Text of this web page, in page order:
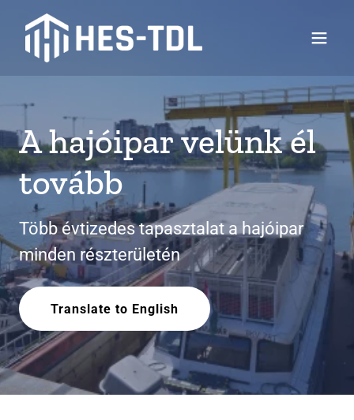
A hajóipar velünk él
tovább
Több évtizedes tapasztalat a hajóipar
minden részterületén
Translate to English